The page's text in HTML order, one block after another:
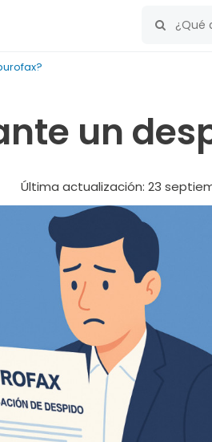
un
Última actualización: 23